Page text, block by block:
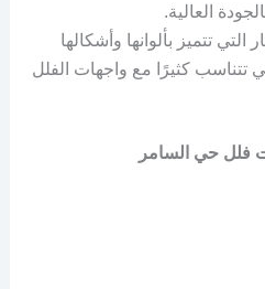
العالية.
التي تتميز بألوانها وأشكالها
تتناسب كثيرًا مع واجهات الفلل
فلل حي السامر